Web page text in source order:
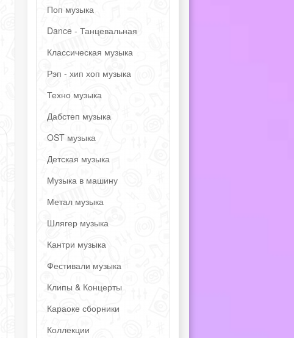
Поп музыка
Dance - Танцевальная
Классическая музыка
Рэп - хип хоп музыка
Техно музыка
Дабстеп музыка
OST музыка
Детская музыка
Музыка в машину
Метал музыка
Шлягер музыка
Кантри музыка
Фестивали музыка
Клипы & Концерты
Караоке сборники
Коллекции